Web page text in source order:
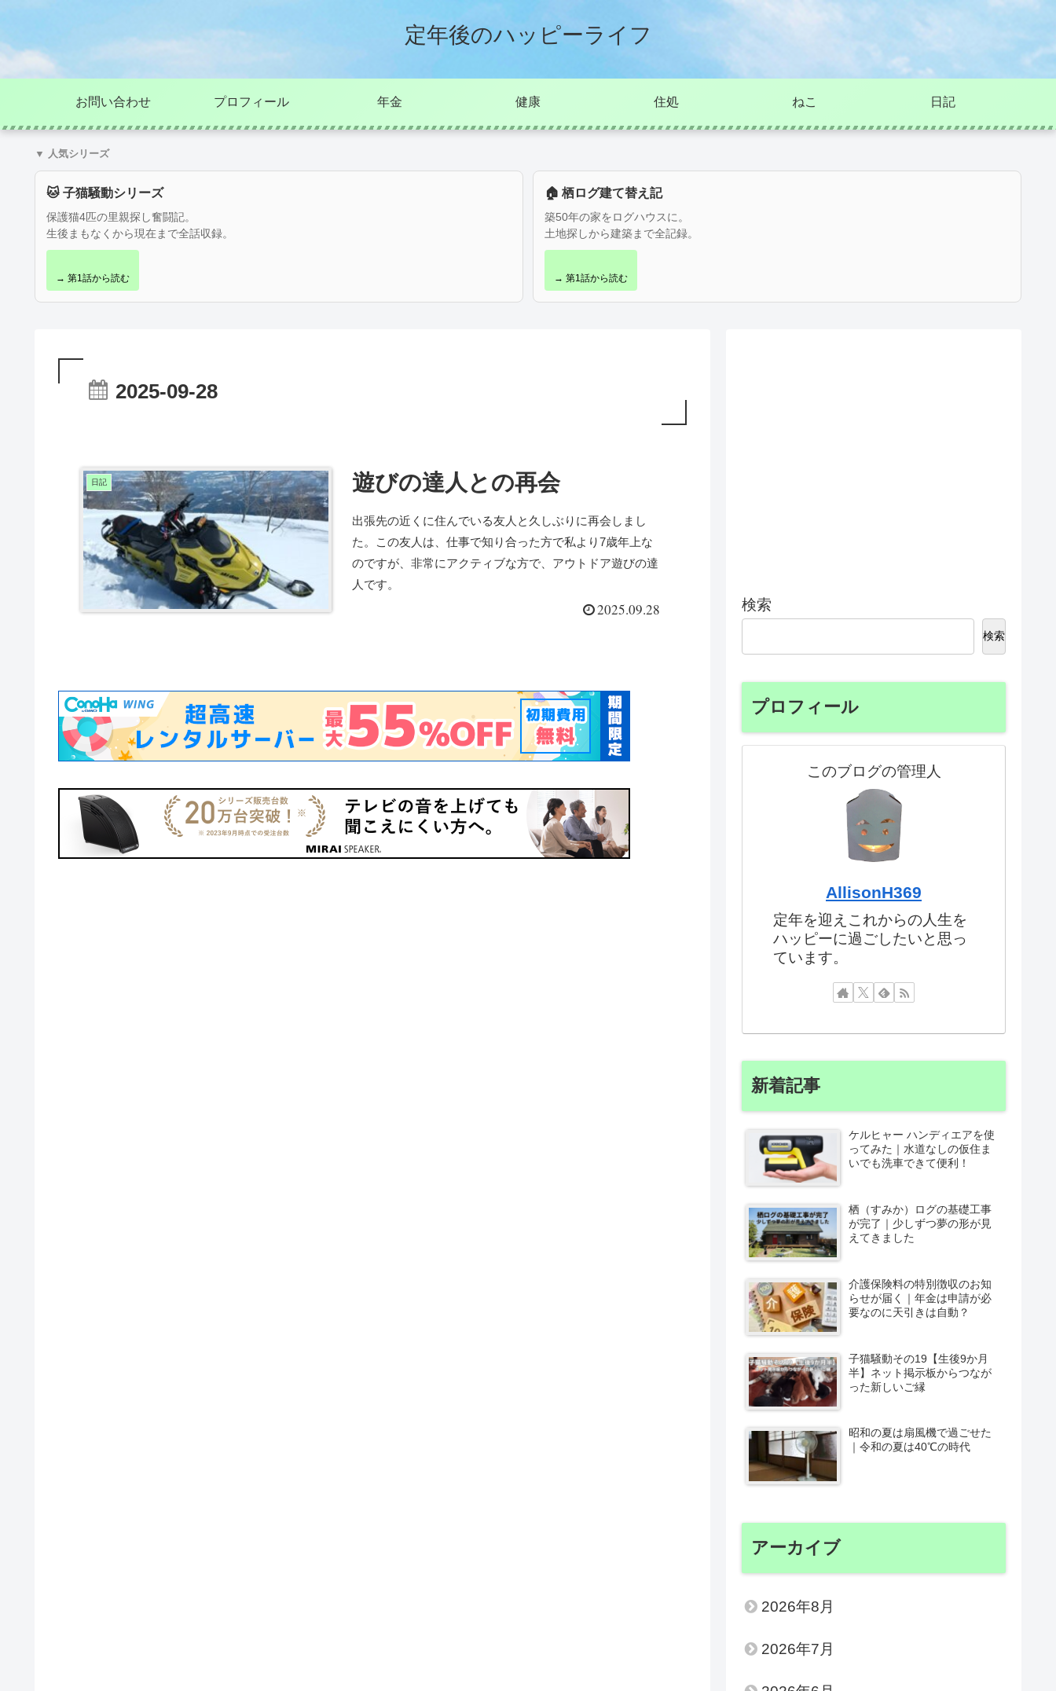
定年後のハッピーライフ
お問い合わせ プロフィール 年金 健康 住処 ねこ 日記
▼ 人気シリーズ
🐱 子猫騒動シリーズ
保護猫4匹の里親探し奮闘記。
生後まもなくから現在まで全話収録。
→ 第1話から読む
🏠 栖ログ建て替え記
築50年の家をログハウスに。
土地探しから建築まで全記録。
→ 第1話から読む
2025-09-28
日記 遊びの達人との再会
出張先の近くに住んでいる友人と久しぶりに再会しまし
た。この友人は、仕事で知り合った方で私より7歳年上な
のですが、非常にアクティブな方で、アウトドア遊びの達
人です。
2025.09.28 検索
検索
プロフィール
このブログの管理人
AllisonH369
定年を迎えこれからの人生を
ハッピーに過ごしたいと思っ
ています。
新着記事
ケルヒャー ハンディエアを使
ってみた｜水道なしの仮住ま
いでも洗車できて便利！
栖（すみか）ログの基礎工事
が完了｜少しずつ夢の形が見
えてきました
介護保険料の特別徴収のお知
らせが届く｜年金は申請が必
要なのに天引きは自動？
子猫騒動その19【生後9か月
半】ネット掲示板からつなが
った新しいご縁
昭和の夏は扇風機で過ごせた
｜令和の夏は40℃の時代
アーカイブ
2026年8月
2026年7月